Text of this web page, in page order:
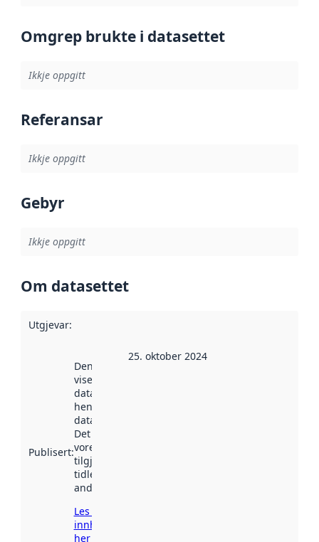
Omgrep brukte i datasettet
Ikkje oppgitt
Referansar
Ikkje oppgitt
Gebyr
Ikkje oppgitt
Om datasettet
Utgjevar:
Publisert:
Denne datoen
viser når
datasettet vart
henta inn av
data.norge.no.
Det kan ha
vore
tilgjengeleg
tidlegare
andre stader.
Les meir om
innhenting
her
25. oktober 2024